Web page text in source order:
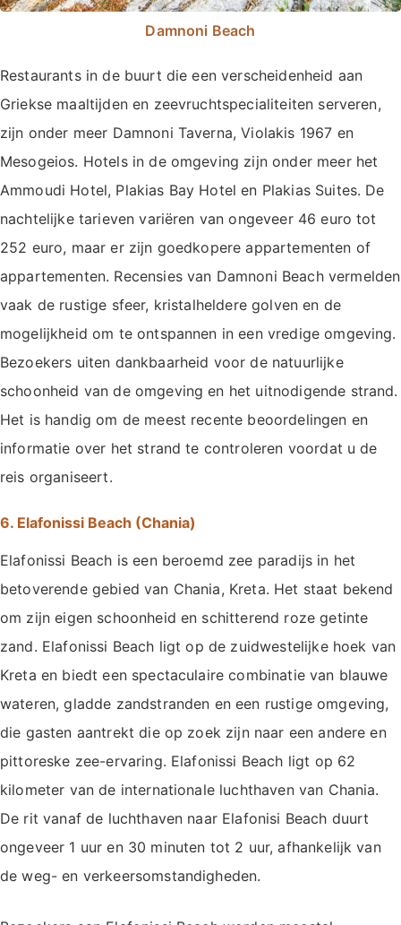
Damnoni Beach
Restaurants in de buurt die een verscheidenheid aan
Griekse maaltijden en zeevruchtspecialiteiten serveren,
zijn onder meer Damnoni Taverna, Violakis 1967 en
Mesogeios. Hotels in de omgeving zijn onder meer het
Ammoudi Hotel, Plakias Bay Hotel en Plakias Suites. De
nachtelijke tarieven variëren van ongeveer 46 euro tot
252 euro, maar er zijn goedkopere appartementen of
appartementen. Recensies van Damnoni Beach vermelden
vaak de rustige sfeer, kristalheldere golven en de
mogelijkheid om te ontspannen in een vredige omgeving.
Bezoekers uiten dankbaarheid voor de natuurlijke
schoonheid van de omgeving en het uitnodigende strand.
Het is handig om de meest recente beoordelingen en
informatie over het strand te controleren voordat u de
reis organiseert.
6. Elafonissi Beach (Chania)
Elafonissi Beach is een beroemd zee paradijs in het
betoverende gebied van Chania, Kreta. Het staat bekend
om zijn eigen schoonheid en schitterend roze getinte
zand. Elafonissi Beach ligt op de zuidwestelijke hoek van
Kreta en biedt een spectaculaire combinatie van blauwe
wateren, gladde zandstranden en een rustige omgeving,
die gasten aantrekt die op zoek zijn naar een andere en
pittoreske zee-ervaring. Elafonissi Beach ligt op 62
kilometer van de internationale luchthaven van Chania.
De rit vanaf de luchthaven naar Elafonisi Beach duurt
ongeveer 1 uur en 30 minuten tot 2 uur, afhankelijk van
de weg- en verkeersomstandigheden.